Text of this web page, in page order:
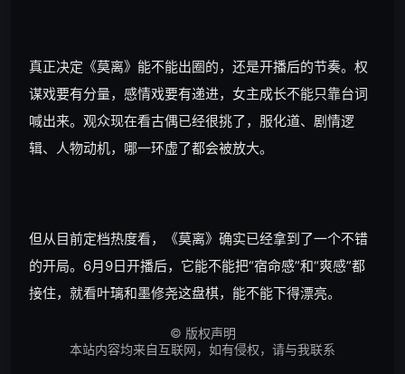
真正决定《莫离》能不能出圈的，还是开播后的节奏。权
谋戏要有分量，感情戏要有递进，女主成长不能只靠台词
喊出来。观众现在看古偶已经很挑了，服化道、剧情逻
辑、人物动机，哪一环虚了都会被放大。
但从目前定档热度看，《莫离》确实已经拿到了一个不错
的开局。6月9日开播后，它能不能把“宿命感”和“爽感”都
接住，就看叶璃和墨修尧这盘棋，能不能下得漂亮。
© 版权声明
本站内容均来自互联网，如有侵权，请与我联系